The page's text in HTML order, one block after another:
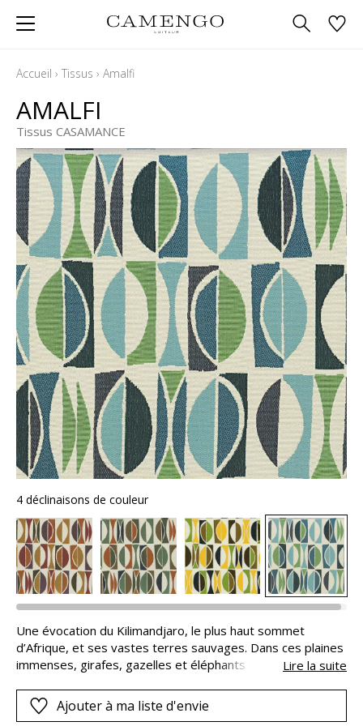
Accueil › Tissus › Amalfi
AMALFI
Tissus CASAMANCE
4 déclinaisons de couleur
Une évocation du Kilimandjaro, le plus haut sommet
d’Afrique, et ses vastes terres sauvages. Dans ces plaines
immenses, girafes, gazelles et éléphants vivent en
panoramique Tanzania retranscrit toute la magie d’un
safari et nous transporte vers un autre ailleurs.
Lire la suite
Ajouter à ma liste d'envie